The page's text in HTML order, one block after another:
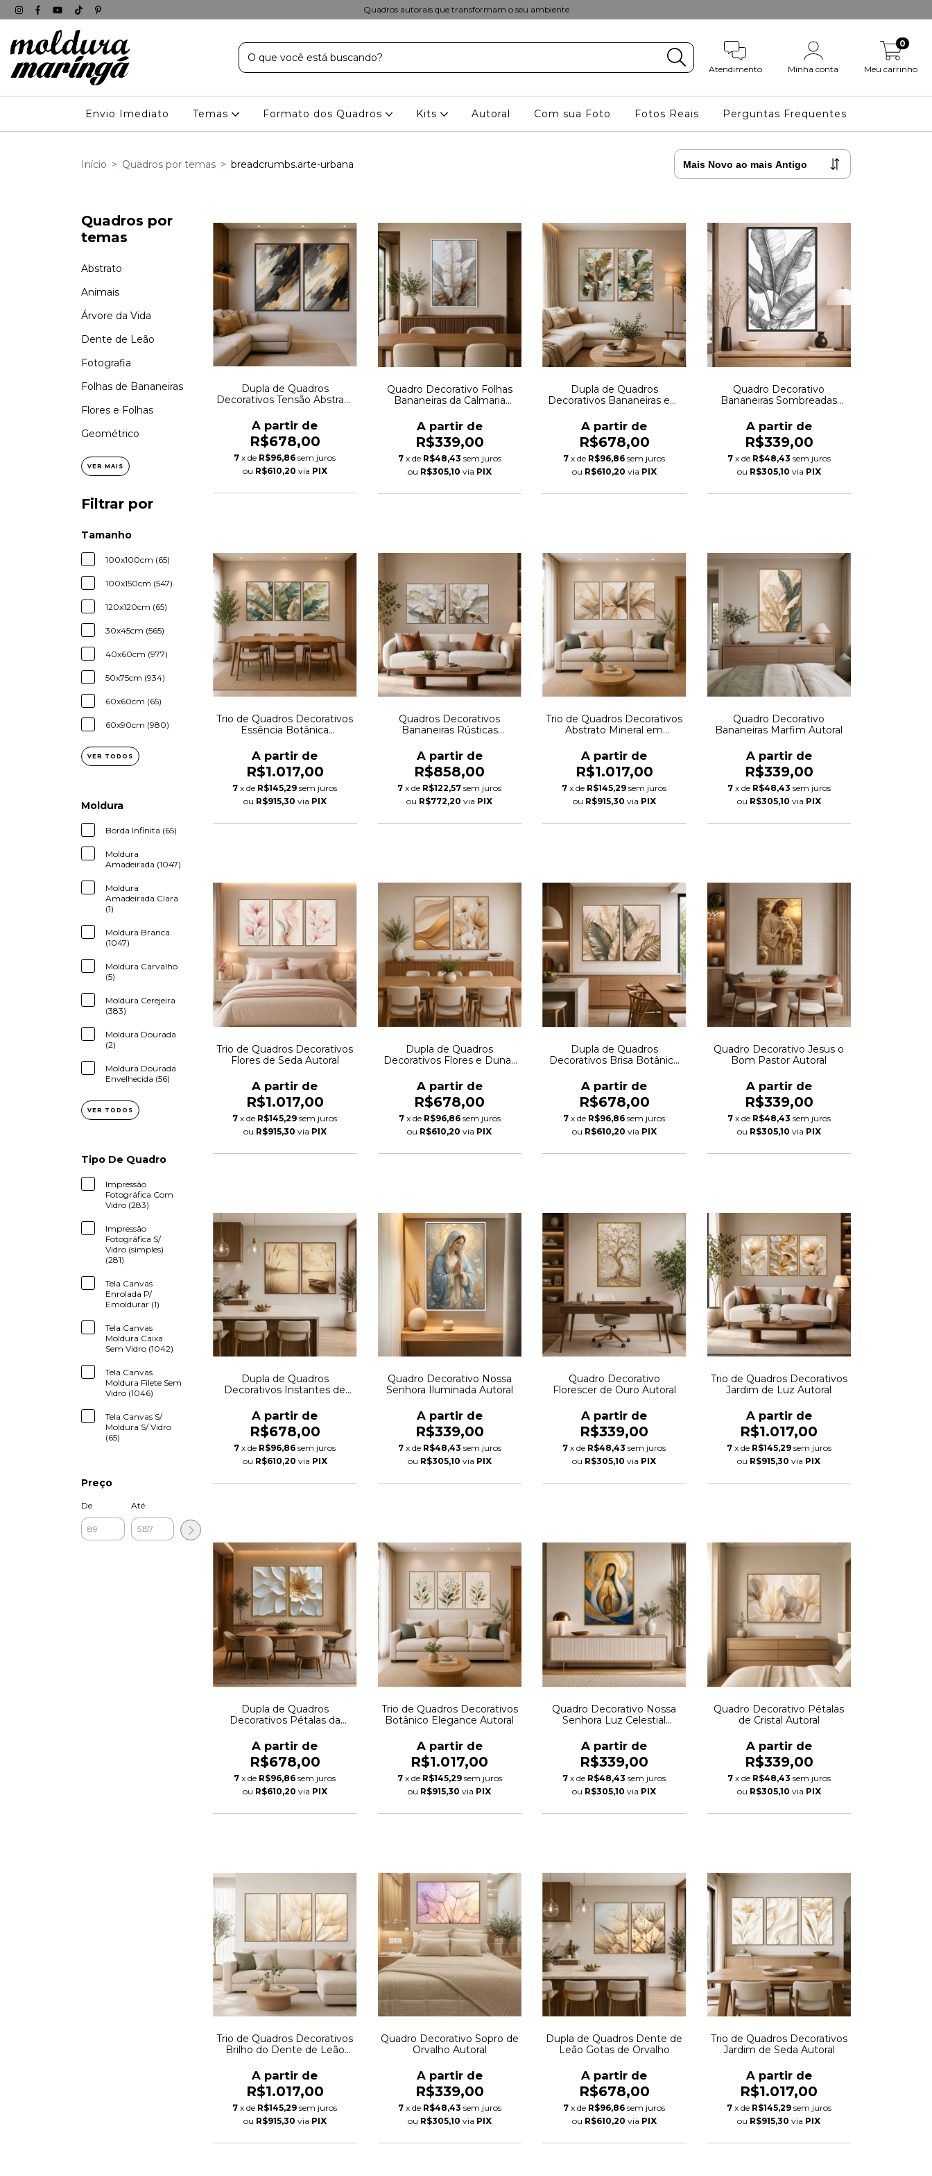
Quadros autorais que transformam o seu ambiente
Atendimento Minha conta Meu carrinho
0
Envio Imediato Temas Formato dos Quadros Kits Autoral Com sua Foto Fotos Reais Perguntas Frequentes
Início > Quadros por temas > breadcrumbs.arte-urbana
Quadros por
temas
Abstrato
Animais
Árvore da Vida
Dente de Leão
Fotografia
Folhas de Bananeiras
Flores e Folhas
Geométrico
VER MAIS
Filtrar por
Tamanho
100x100cm (65)
100x150cm (547)
120x120cm (65)
30x45cm (565)
40x60cm (977)
50x75cm (934)
60x60cm (65)
60x90cm (980)
VER TODOS
Moldura
Borda Infinita (65)
Moldura
Amadeirada (1047)
Moldura
Amadeirada Clara
(1)
Moldura Branca
(1047)
Moldura Carvalho
(5)
Moldura Cerejeira
(383)
Moldura Dourada
(2)
Moldura Dourada
Envelhecida (56)
VER TODOS
Tipo De Quadro
Impressão
Fotográfica Com
Vidro (283)
Impressão
Fotográfica S/
Vidro (simples)
(281)
Tela Canvas
Enrolada P/
Emoldurar (1)
Tela Canvas
Moldura Caixa
Sem Vidro (1042)
Tela Canvas
Moldura Filete Sem
Vidro (1046)
Tela Canvas S/
Moldura S/ Vidro
(65)
Preço
De Até
Dupla de Quadros
Decorativos Tensão Abstrata
A partir de
R$678,00
7 x de R$96,86 sem juros
ou R$610,20 via PIX
Quadro Decorativo Folhas
Bananeiras da Calmaria
A partir de
R$339,00
7 x de R$48,43 sem juros
ou R$305,10 via PIX
Dupla de Quadros
Decorativos Bananeiras em
A partir de
R$678,00
7 x de R$96,86 sem juros
ou R$610,20 via PIX
Quadro Decorativo
Bananeiras Sombreadas
A partir de
R$339,00
7 x de R$48,43 sem juros
ou R$305,10 via PIX
Trio de Quadros Decorativos
Essência Botânica
A partir de
R$1.017,00
7 x de R$145,29 sem juros
ou R$915,30 via PIX
Quadros Decorativos
Bananeiras Rústicas
A partir de
R$858,00
7 x de R$122,57 sem juros
ou R$772,20 via PIX
Trio de Quadros Decorativos
Abstrato Mineral em
A partir de
R$1.017,00
7 x de R$145,29 sem juros
ou R$915,30 via PIX
Quadro Decorativo
Bananeiras Marfim Autoral
A partir de
R$339,00
7 x de R$48,43 sem juros
ou R$305,10 via PIX
Trio de Quadros Decorativos
Flores de Seda Autoral
A partir de
R$1.017,00
7 x de R$145,29 sem juros
ou R$915,30 via PIX
Dupla de Quadros
Decorativos Flores e Dunas
A partir de
R$678,00
7 x de R$96,86 sem juros
ou R$610,20 via PIX
Dupla de Quadros
Decorativos Brisa Botânica
A partir de
R$678,00
7 x de R$96,86 sem juros
ou R$610,20 via PIX
Quadro Decorativo Jesus o
Bom Pastor Autoral
A partir de
R$339,00
7 x de R$48,43 sem juros
ou R$305,10 via PIX
Dupla de Quadros
Decorativos Instantes de
A partir de
R$678,00
7 x de R$96,86 sem juros
ou R$610,20 via PIX
Quadro Decorativo Nossa
Senhora Iluminada Autoral
A partir de
R$339,00
7 x de R$48,43 sem juros
ou R$305,10 via PIX
Quadro Decorativo
Florescer de Ouro Autoral
A partir de
R$339,00
7 x de R$48,43 sem juros
ou R$305,10 via PIX
Trio de Quadros Decorativos
Jardim de Luz Autoral
A partir de
R$1.017,00
7 x de R$145,29 sem juros
ou R$915,30 via PIX
Dupla de Quadros
Decorativos Pétalas da
A partir de
R$678,00
7 x de R$96,86 sem juros
ou R$610,20 via PIX
Trio de Quadros Decorativos
Botânico Elegance Autoral
A partir de
R$1.017,00
7 x de R$145,29 sem juros
ou R$915,30 via PIX
Quadro Decorativo Nossa
Senhora Luz Celestial
A partir de
R$339,00
7 x de R$48,43 sem juros
ou R$305,10 via PIX
Quadro Decorativo Pétalas
de Cristal Autoral
A partir de
R$339,00
7 x de R$48,43 sem juros
ou R$305,10 via PIX
Trio de Quadros Decorativos
Brilho do Dente de Leão
A partir de
R$1.017,00
7 x de R$145,29 sem juros
ou R$915,30 via PIX
Quadro Decorativo Sopro de
Orvalho Autoral
A partir de
R$339,00
7 x de R$48,43 sem juros
ou R$305,10 via PIX
Dupla de Quadros Dente de
Leão Gotas de Orvalho
A partir de
R$678,00
7 x de R$96,86 sem juros
ou R$610,20 via PIX
Trio de Quadros Decorativos
Jardim de Seda Autoral
A partir de
R$1.017,00
7 x de R$145,29 sem juros
ou R$915,30 via PIX